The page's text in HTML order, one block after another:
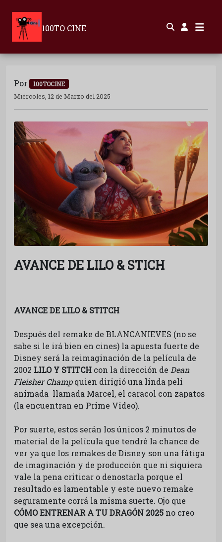
100TO CINE
Por
100TOCINE
Miércoles, 12 de Marzo del 2025
AVANCE DE LILO & STICH
AVANCE DE LILO & STITCH
Después del remake de BLANCANIEVES (no se
sabe si le irá bien en cines) la apuesta fuerte de
Disney será la reimaginación de la película de
2002 LILO Y STITCH con la dirección de Dean
Fleisher Champquien dirigió una linda peli
animada llamada Marcel, el caracol con zapatos
(la encuentran en Prime Video).
Por suerte, estos serán los únicos 2 minutos de
material de la película que tendré la chance de
ver ya que los remakes de Disney son una fátiga
de imaginación y de producción que ni siquiera
vale la pena criticar o denostarla porque el
resultado es lamentable y este nuevo remake
seguramente corrá la misma suerte. Ojo que
CÓMO ENTRENAR A TU DRAGÓN 2025 no creo
que sea una excepción.